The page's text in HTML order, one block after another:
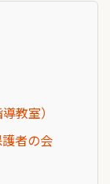
教室）
者の会